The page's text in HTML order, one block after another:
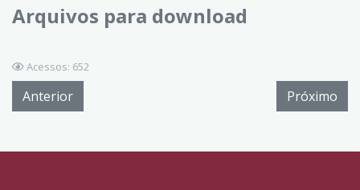
Arquivos para download
Acessos: 652
Anterior Próximo